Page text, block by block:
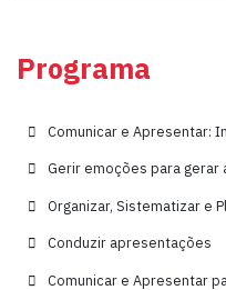
Programa
Comunicar e Apresentar:
Gerir emoções para
Organizar, Sistematizar e
Conduzir apresentações
Comunicar e Apresentar